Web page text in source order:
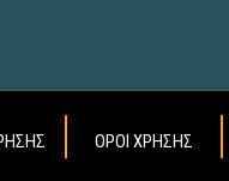
ΟΡΟΙ ΧΡΗΣΗΣ